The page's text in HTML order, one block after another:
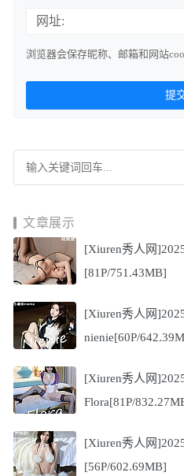
网址:
浏览器会保存昵称、邮箱和网站
文章展示
[Xiuren秀人网
[81P/751.43MB]
[Xiuren秀人网
nienie[60P/
[Xiuren秀人网
Flora[81P/
[Xiuren秀人网
[56P/602.69MB]